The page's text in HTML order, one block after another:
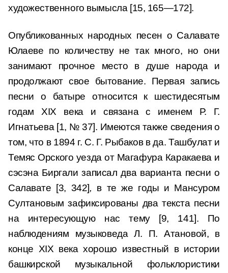
художественного вымысла [15, 165—172].
Опубликованных народных песен о Салавате
Юлаеве по количеству не так много, но они
занимают прочное место в душе народа и
продолжают свое бытование. Первая запись
песни о батыре относится к шестидесятым
годам XIX века и связана с именем Р. Г.
Игнатьева [1, № 37]. Имеются также сведения о
том, что в 1894 г. С. Г. Рыбаков в да. Ташбулат и
Темяс Орского уезда от Магафура Каракаева и
сэсэна Биргали записал два варианта песни о
Салавате [3, 342], в те же годы и Мансуром
Султановым зафиксированы два текста песни
на интересующую нас тему [9, 141]. По
наблюдениям музыковеда Л. П. Атановой, в
конце XIX века хорошо известный в истории
башкирской музыкальной фольклористики